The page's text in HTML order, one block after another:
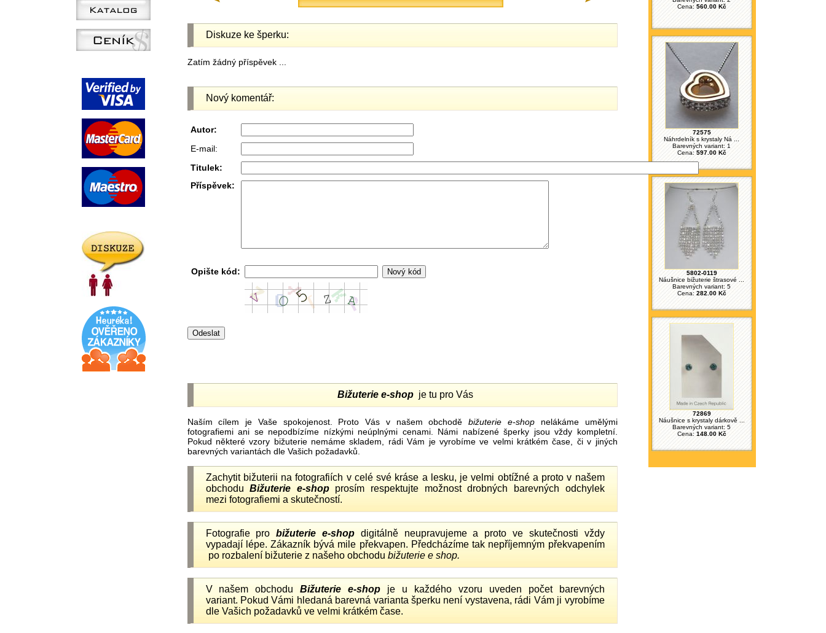
Cena: 560.00 Kč
72575
Náhrdelník s krystaly Ná ...
Barevných variant: 1
Cena: 597.00 Kč
5802-0119
Náušnice bižuterie štrasové ...
Barevných variant: 5
Cena: 282.00 Kč
72869
Náušnice s krystaly dárkově ...
Barevných variant: 5
Cena: 148.00 Kč
Diskuze ke šperku:
Zatím žádný příspěvek ...
Nový komentář:
Autor:
E-mail:
Titulek:
Příspěvek:
Opište kód:
Bižuterie e-shopje tu pro Vás
Naším cílem je Vaše spokojenost. Proto Vás v našem obchoděbižuterie e-shopnelákáme umělými
fotografiemi ani se nepodbízíme nízkými neúplnými cenami. Námi nabízené šperky jsou vždy kompletní.
Pokud některé vzory bižuterie nemáme skladem, rádi Vám je vyrobíme ve velmi krátkém čase, či v jiných
barevných variantách dle Vašich požadavků.
Zachytit bižuterii na fotografiích v celé své kráse a lesku, je velmi obtížné a proto v našem
obchoduBižuterie e-shopprosím respektujte možnost drobných barevných odchylek
mezi fotografiemi a skutečností.
Fotografie probižuterie e-shopdigitálně neupravujeme a proto ve skutečnosti vždy
vypadají lépe. Zákazník bývá mile překvapen. Předcházíme tak nepříjemným překvapením
po rozbalení bižuterie z našeho obchodu bižuterie e shop.
V našem obchoduBižuterie e-shop je u každého vzoru uveden počet barevných
variant. Pokud Vámi hledaná barevná varianta šperku není vystavena, rádi Vám ji vyrobíme
dle Vašich požadavků ve velmi krátkém čase.